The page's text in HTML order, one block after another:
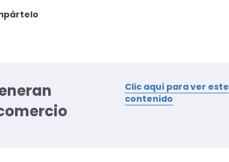
Clic aquí para ver este
contenido